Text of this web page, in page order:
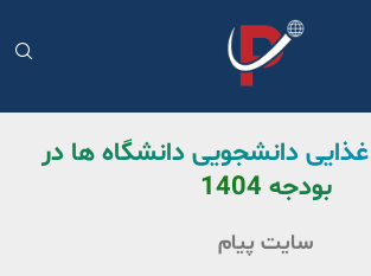
دانشجویی دانشگاه ها در
بودجه 1404
سایت پیام